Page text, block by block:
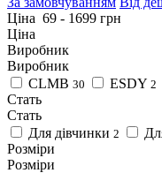
Ціна 69 - 1699 грн
Ціна
Виробник
Виробник
CLMB 30 ESDY 2
Стать
Стать
Для дівчинки 2
Розміри
Розміри